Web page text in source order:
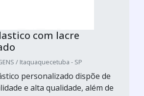
com lacre
/ Itaquaquecetuba - SP
personalizado dispõe de
e alta qualidade, além de